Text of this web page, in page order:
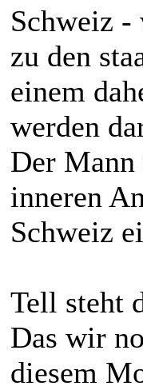
Schweiz
zu den
einem
werden
Der
inneren
Schweiz
Tell steht
Das wir
diesem